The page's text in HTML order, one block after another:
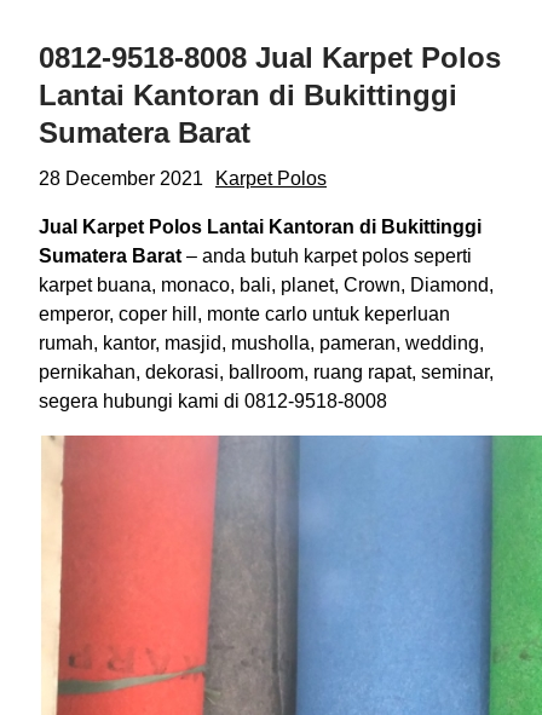
0812-9518-8008 Jual Karpet Polos
Lantai Kantoran di Bukittinggi
Sumatera Barat
28 December 2021 Karpet Polos
Jual Karpet Polos Lantai Kantoran di Bukittinggi
Sumatera Barat – anda butuh karpet polos seperti
karpet buana, monaco, bali, planet, Crown, Diamond,
emperor, coper hill, monte carlo untuk keperluan
rumah, kantor, masjid, musholla, pameran, wedding,
pernikahan, dekorasi, ballroom, ruang rapat, seminar,
segera hubungi kami di 0812-9518-8008